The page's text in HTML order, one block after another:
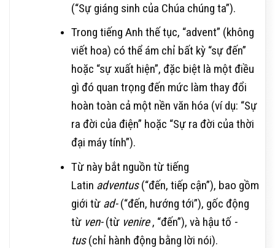
(“Sự giáng sinh của Chúa chúng ta”).
Trong tiếng Anh thế tục, “advent” (không
viết hoa) có thể ám chỉ bất kỳ “sự đến”
hoặc “sự xuất hiện”, đặc biệt là một điều
gì đó quan trọng đến mức làm thay đổi
hoàn toàn cả một nền văn hóa (ví dụ: “Sự
ra đời của điện” hoặc “Sự ra đời của thời
đại máy tính”).
Từ này bắt nguồn từ tiếng
Latin adventus(“đến, tiếp cận”), bao gồm
giới từ ad-(“đến, hướng tới”), gốc động
từ ven-(từ venire, “đến”), và hậu tố -
tus(chỉ hành động bằng lời nói).